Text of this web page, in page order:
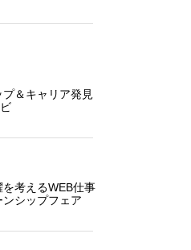
＆キャリア発見
考えるWEB仕事
シップフェア